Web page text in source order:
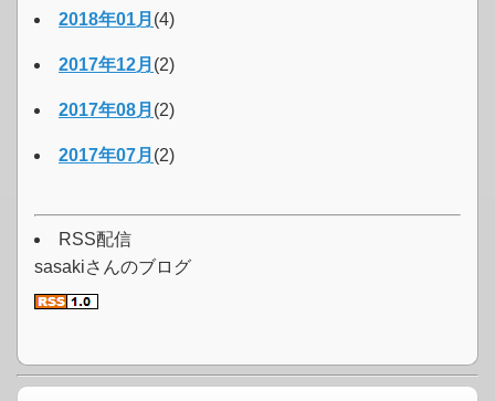
2018年01月 (4)
2017年12月 (2)
2017年08月 (2)
2017年07月 (2)
RSS配信
sasakiさんのブログ